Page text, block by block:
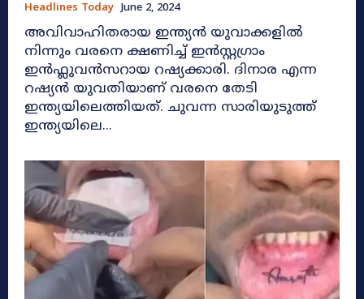
Headlines Today June 2, 2024
അവിവാഹിതരായ ഇന്ത്യന്‍ യുവാക്കളില്‍
നിന്നും വരനെ ക്ഷണിച്ച് ഇന്‍സ്റ്റഗ്രാം
ഇന്‍ഫ്ലുവന്‍സറായ റഷ്യക്കാരി. ദിനാര എന്ന
റഷ്യൻ യുവതിയാണ് വരനെ തേടി
ഇന്ത്യയിലെത്തിയത്. ചുവന്ന സാരിയുടുത്ത്
ഇന്ത്യയിലെ...